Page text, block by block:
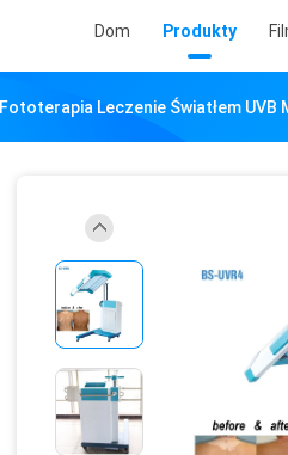
Dom Produkty
Fototerapia Leczenie Światłem UVB